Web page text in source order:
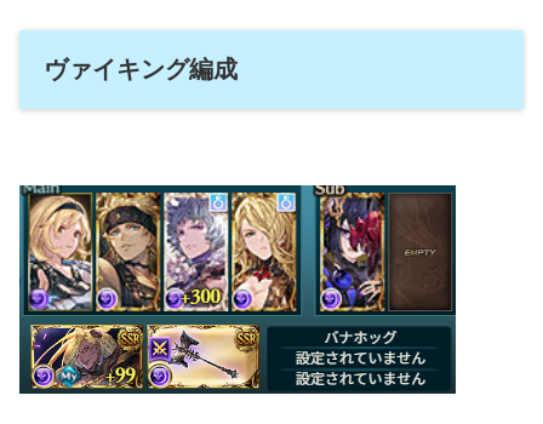
ヴァイキング編成